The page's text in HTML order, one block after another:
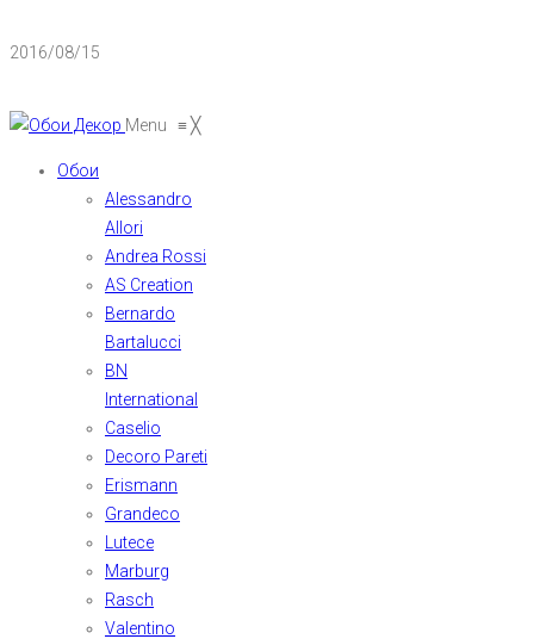
2016/08/15
Menu ≡╳
Обои
Alessandro
Allori
Andrea Rossi
AS Creation
Bernardo
Bartalucci
BN
International
Caselio
Decoro Pareti
Erismann
Grandeco
Lutece
Marburg
Rasch
Valentino